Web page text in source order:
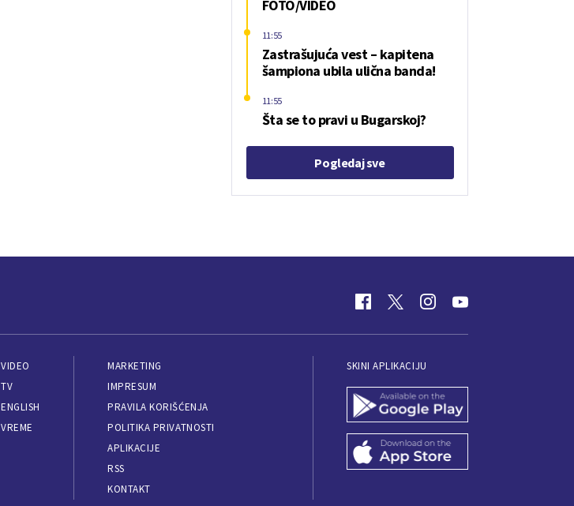
FOTO/VIDEO
Zastrašujuća vest – kapitena
šampiona ubila ulična banda!
11:55
Šta se to pravi u Bugarskoj?
11:55
Pogledaj sve
VIDEO
TV
ENGLISH
VREME
MARKETING
IMPRESUM
PRAVILA KORIŠĆENJA
POLITIKA PRIVATNOSTI
APLIKACIJE
RSS
KONTAKT
SKINI APLIKACIJU